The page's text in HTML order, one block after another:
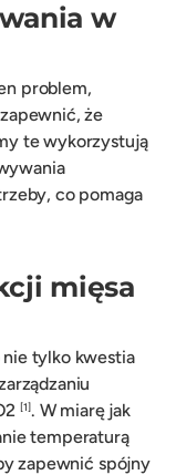
w
problem,
że
te wykorzystują
co pomaga
mięsa
tylko kwestia
[1]. W miarę jak
temperaturą
zapewnić spójny